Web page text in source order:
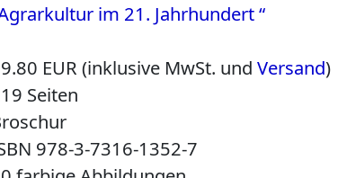
im 21. Jahrhundert “
EUR (inklusive MwSt. undVersand)
Seiten
978-3-7316-1352-7